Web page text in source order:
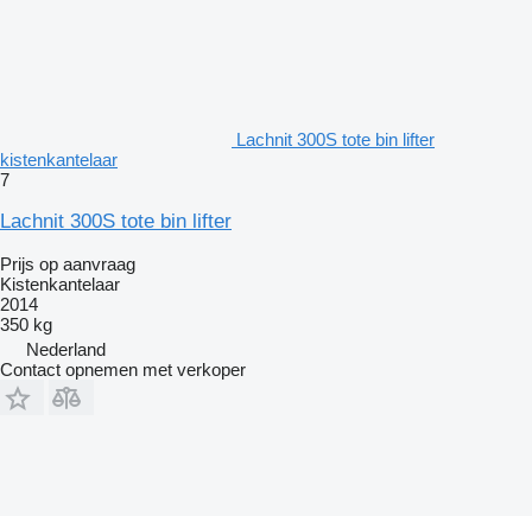
Lachnit 300S tote bin lifter
kistenkantelaar
7
Lachnit 300S tote bin lifter
Prijs op aanvraag
Kistenkantelaar
2014
350 kg
Nederland
Contact opnemen met verkoper